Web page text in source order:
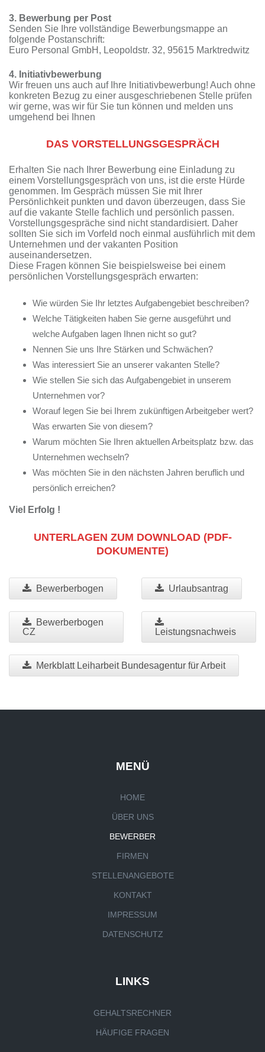
3. Bewerbung per Post
Senden Sie Ihre vollständige Bewerbungsmappe an
folgende Postanschrift:
Euro Personal GmbH, Leopoldstr. 32, 95615 Marktredwitz
4. Initiativbewerbung
Wir freuen uns auch auf Ihre Initiativbewerbung! Auch ohne
konkreten Bezug zu einer ausgeschriebenen Stelle prüfen
wir gerne, was wir für Sie tun können und melden uns
umgehend bei Ihnen
DAS VORSTELLUNGSGESPRÄCH
Erhalten Sie nach Ihrer Bewerbung eine Einladung zu
einem Vorstellungsgespräch von uns, ist die erste Hürde
genommen. Im Gespräch müssen Sie mit Ihrer
Persönlichkeit punkten und davon überzeugen, dass Sie
auf die vakante Stelle fachlich und persönlich passen.
Vorstellungsgespräche sind nicht standardisiert. Daher
sollten Sie sich im Vorfeld noch einmal ausführlich mit dem
Unternehmen und der vakanten Position
auseinandersetzen.
Diese Fragen können Sie beispielsweise bei einem
persönlichen Vorstellungsgespräch erwarten:
Wie würden Sie Ihr letztes Aufgabengebiet beschreiben?
Welche Tätigkeiten haben Sie gerne ausgeführt und
welche Aufgaben lagen Ihnen nicht so gut?
Nennen Sie uns Ihre Stärken und Schwächen?
Was interessiert Sie an unserer vakanten Stelle?
Wie stellen Sie sich das Aufgabengebiet in unserem
Unternehmen vor?
Worauf legen Sie bei Ihrem zukünftigen Arbeitgeber wert?
Was erwarten Sie von diesem?
Warum möchten Sie Ihren aktuellen Arbeitsplatz bzw. das
Unternehmen wechseln?
Was möchten Sie in den nächsten Jahren beruflich und
persönlich erreichen?
Viel Erfolg !
UNTERLAGEN ZUM DOWNLOAD (PDF-
DOKUMENTE)
Bewerberbogen Urlaubsantrag
Bewerberbogen
CZ
Leistungsnachweis
Merkblatt Leiharbeit Bundesagentur für Arbeit
MENÜ
HOME
ÜBER UNS
BEWERBER
FIRMEN
STELLENANGEBOTE
KONTAKT
IMPRESSUM
DATENSCHUTZ
LINKS
GEHALTSRECHNER
HÄUFIGE FRAGEN